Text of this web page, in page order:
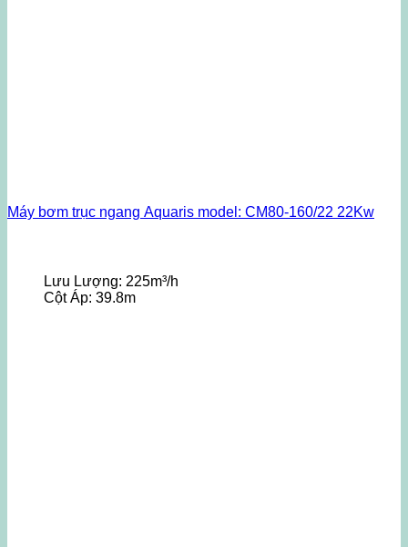
Máy bơm trục ngang Aquaris model: CM80-160/22 22Kw
Lưu Lượng: 225m³/h
Cột Áp: 39.8m